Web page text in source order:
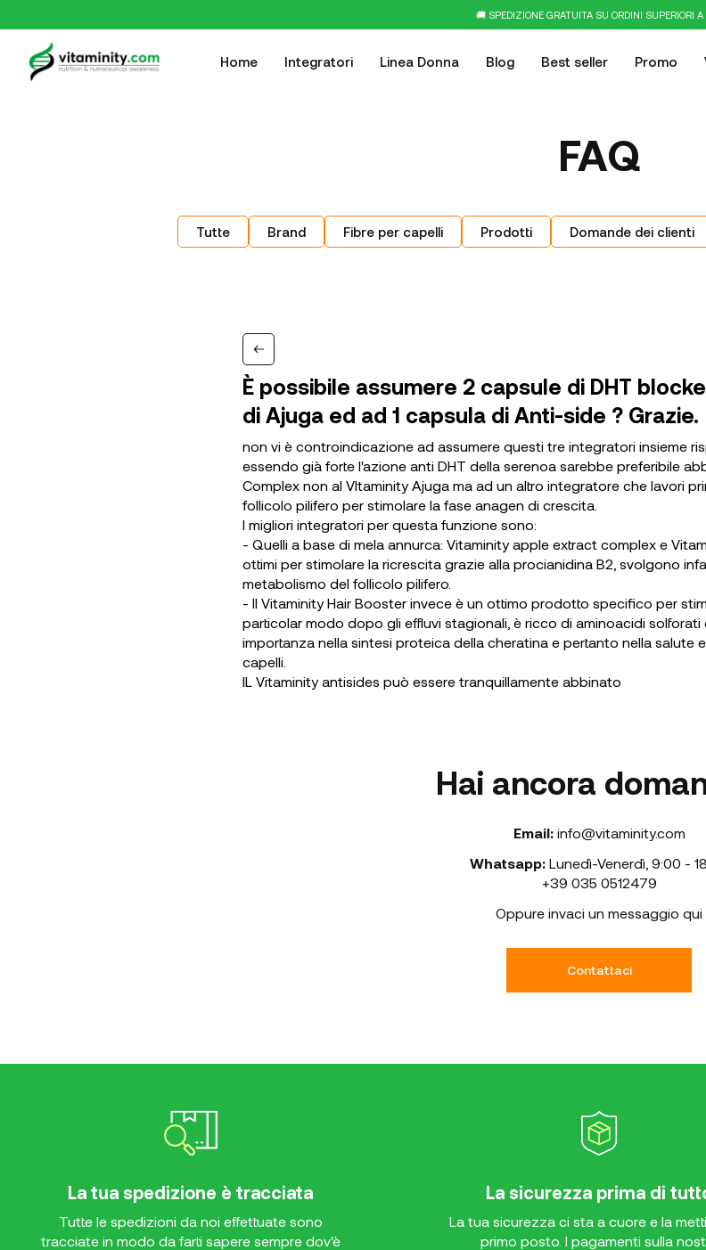
🚚 SPEDIZIONE GRATUITA SU ORDINI SUPERIORI
Home Integratori Linea Donna Blog Best seller Promo
FAQ
Tutte Brand Fibre per capelli Prodotti Domande dei clienti
È possibile assumere 2 capsule di DHT
di Ajuga ed ad 1 capsula di Anti-side ? Grazie.
non vi è controindicazione ad assumere questi tre integratori insieme
essendo già forte l'azione anti DHT della serenoa sarebbe preferibile
Complex non al VItaminity Ajuga ma ad un altro integratore che lavori
follicolo pilifero per stimolare la fase anagen di crescita.
I migliori integratori per questa funzione sono:
- Quelli a base di mela annurca: Vitaminity apple extract complex e
ottimi per stimolare la ricrescita grazie alla procianidina B2, svolgono
metabolismo del follicolo pilifero.
- Il Vitaminity Hair Booster invece è un ottimo prodotto specifico per
particolar modo dopo gli effluvi stagionali, è ricco di aminoacidi
importanza nella sintesi proteica della cheratina e pertanto nella salute
capelli.
IL Vitaminity antisides può essere tranquillamente abbinato
Hai ancora
Email: info@vitaminity.com
Whatsapp: Lunedì-Venerdì 9:00 -
+39 035 0512479
Oppure invaci un messaggio qui
Contattaci
La tua spedizione è tracciata
Tutte le spedizioni da noi effettuate sono
tracciate in modo da farti sapere sempre dov'è
La sicurezza prima di
La tua sicurezza ci sta a cuore e la
primo posto. I pagamenti sulla